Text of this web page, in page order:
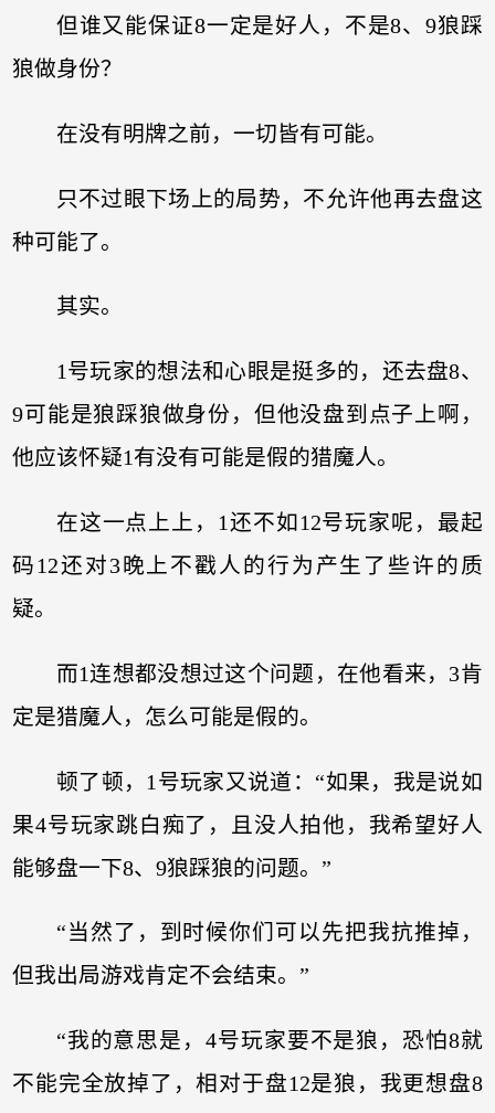
但谁又能保证8一定是好人，不是8、9狼踩
狼做身份？
在没有明牌之前，一切皆有可能。
只不过眼下场上的局势，不允许他再去盘这
种可能了。
其实。
1号玩家的想法和心眼是挺多的，还去盘8、
9可能是狼踩狼做身份，但他没盘到点子上啊，
他应该怀疑1有没有可能是假的猎魔人。
在这一点上上，1还不如12号玩家呢，最起
码12还对3晚上不戳人的行为产生了些许的质
疑。
而1连想都没想过这个问题，在他看来，3肯
定是猎魔人，怎么可能是假的。
顿了顿，1号玩家又说道：“如果，我是说如
果4号玩家跳白痴了，且没人拍他，我希望好人
能够盘一下8、9狼踩狼的问题。”
“当然了，到时候你们可以先把我抗推掉，
但我出局游戏肯定不会结束。”
“我的意思是，4号玩家要不是狼，恐怕8就
不能完全放掉了，相对于盘12是狼，我更想盘8